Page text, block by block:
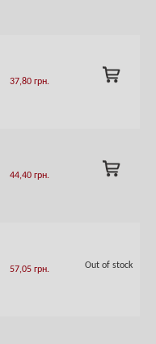
37,80 грн.
ADD
TO
44,40 грн.
ADD
TO
57,05 грн. Out of stock